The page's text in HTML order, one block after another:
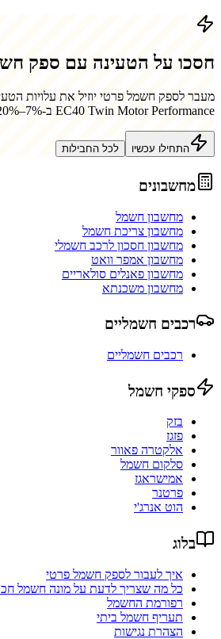
חסכו על הטעינה עם ספק
מעבר לספק חשמל פרטי יוזיל את עלויות
EC40 Twin Motor Performance ב-7%–20%. גלו כמה תחסכו.
התחילו עכשיו לכל החבילות
מחשבונים
מחשבון חשמל
מחשבון צריכת חשמל
מחשבון חסכון לרכב חשמלי
מחשבון אמפר וואט
מחשבון פאנלים סולאריים
מחשבון משכנתא
רכבים חשמליים
רכבים חשמליים
ספקי חשמל
בזק
פזגז
אלקטרה פאוור
סלקום חשמל
אמישראגז
פרטנר
הוט אנרג'י
בלוג
איך לעבור לספק חשמל פרטי
כל מה שצריך לדעת על מונה חשמל
רפורמת החשמל
תעריף חשמל ביתי
הצהרת נגישות